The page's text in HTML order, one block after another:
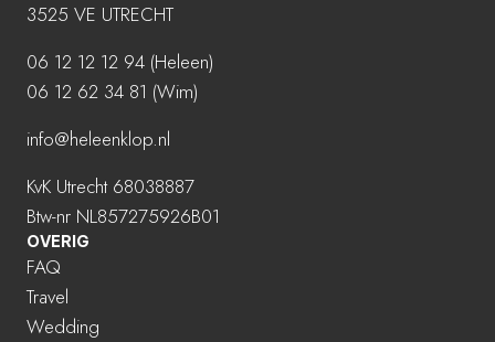
3525 VE UTRECHT
06 12 12 12 94 (Heleen)
06 12 62 34 81 (Wim)
info@heleenklop.nl
KvK Utrecht 68038887
Btw-nr NL857275926B01
OVERIG
FAQ
Travel
Wedding